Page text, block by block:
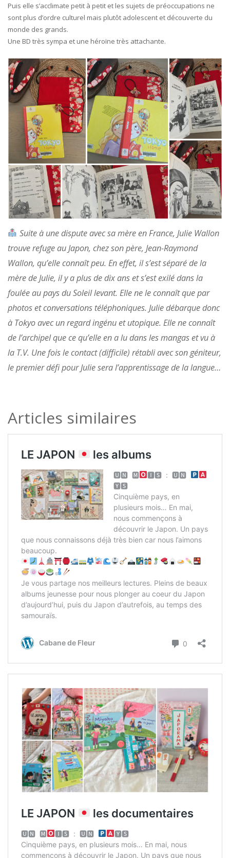
Puis elle s’acclimate petit à petit et les sujets de préoccupations ne
sont plus d’ordre culturel mais plutôt adolescent et découverte du
monde des grands.
Une BD très sympa et une héroïne très attachante.
Suite à une dispute avec sa mère en France, Julie Wallon
trouve refuge au Japon, chez son père, Jean-Raymond
Wallon, qu’elle connaît peu. En effet, il s’est séparé de la
mère de Julie, il y a plus de dix ans et s’est exilé dans la
foulée au pays du Soleil levant. Elle ne le connaît que par
photos et conversations téléphoniques. Julie débarque donc
à Tokyo avec un regard ingénu et utopique. Elle ne connaît
de l’archipel que ce qu’elle en a lu dans les mangas et vu à
la T.V. Une fois le contact (difficile) rétabli avec son géniteur,
le premier défi pour Julie sera l’apprentissage de la langue…
Articles similaires